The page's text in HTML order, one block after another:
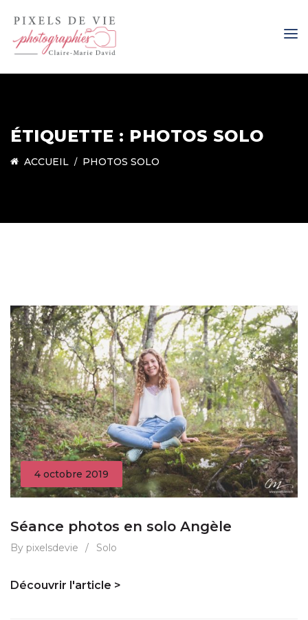
ÉTIQUETTE : PHOTOS SOLO
ACCUEIL PHOTOS SOLO
4 octobre 2019
Séance photos en solo Angèle
By pixelsdevie / Solo
Découvrir l'article >